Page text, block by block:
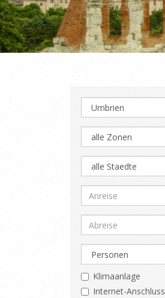
Klimaanlage
Internet-Anschluss